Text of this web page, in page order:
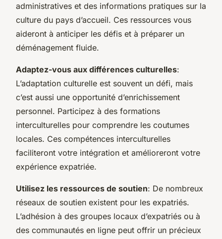
administratives et des informations pratiques sur la
culture du pays d’accueil. Ces ressources vous
aideront à anticiper les défis et à préparer un
déménagement fluide.
Adaptez-vous aux différences culturelles:
L’adaptation culturelle est souvent un défi, mais
c’est aussi une opportunité d’enrichissement
personnel. Participez à des formations
interculturelles pour comprendre les coutumes
locales. Ces compétences interculturelles
faciliteront votre intégration et amélioreront votre
expérience expatriée.
Utilisez les ressources de soutien: De nombreux
réseaux de soutien existent pour les expatriés.
L’adhésion à des groupes locaux d’expatriés ou à
des communautés en ligne peut offrir un précieux